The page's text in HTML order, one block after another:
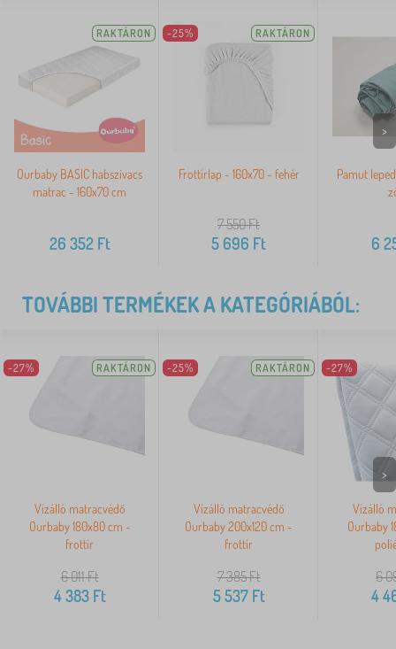
RAKTÁRON
Ourbaby BASIC habszivacs
matrac - 160x70 cm
26 352Ft
-25% RAKTÁRON
Frottírlap - 160x70 - fehér
7 550Ft
5 696 Ft
Pamut
6
>
TOVÁBBI TERMÉKEK A KATEGÓRIÁBÓL:
-27% RAKTÁRON
Vízálló matracvédő
Ourbaby 180x80 cm -
frottír
6 011Ft
4 383Ft
-25% RAKTÁRON
Vízálló matracvédő
Ourbaby 200x120 cm -
frottír
7 385Ft
5 537Ft
-27%
Vízálló
Ourbaby
6
4
>